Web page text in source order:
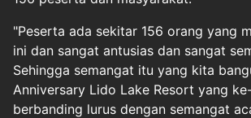
"Peserta ada sekitar 156 orang yang
ini dan sangat antusias dan sangat
Sehingga semangat itu yang kita
Anniversary Lido Lake Resort yang
berbanding lurus dengan semangat